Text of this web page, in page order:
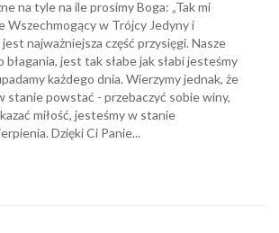
na tyle na ile prosimy Boga: „Tak mi
Wszechmogący w Trójcy Jedyny i
najważniejsza część przysięgi. Nasze
jest tak słabe jak słabi jesteśmy
każdego dnia. Wierzymy jednak, że
stanie powstać - przebaczyć sobie winy,
miłość, jesteśmy w stanie
Dzięki Ci Panie...